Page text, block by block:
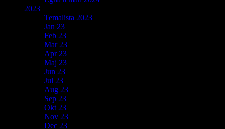
2023
Temalista 2023
Jan 23
Feb 23
Mar 23
Apr 23
Maj 23
Jun 23
Jul 23
Aug 23
Sep 23
Okt 23
Nov 23
Dec 23